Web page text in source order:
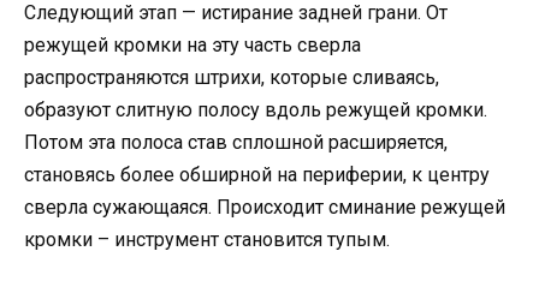
Следующий этап — истирание задней грани. От
режущей кромки на эту часть сверла
распространяются штрихи, которые сливаясь,
образуют слитную полосу вдоль режущей кромки.
Потом эта полоса став сплошной расширяется,
становясь более обширной на периферии, к центру
сверла сужающаяся. Происходит сминание режущей
кромки – инструмент становится тупым.